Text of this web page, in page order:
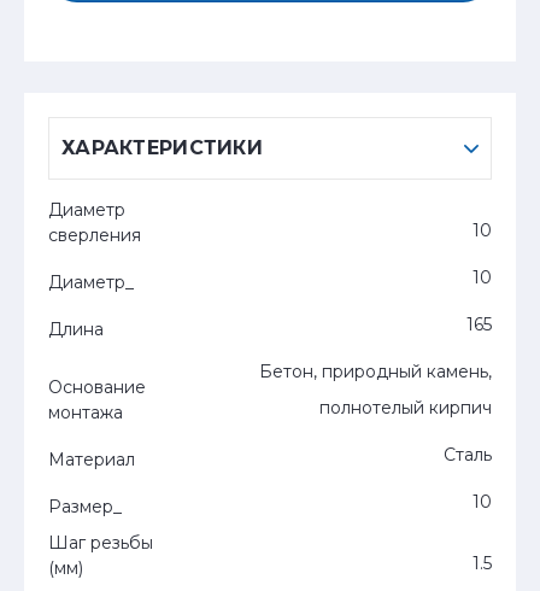
ХАРАКТЕРИСТИКИ
Диаметр
сверления
10
Диаметр_ 10
Длина 165
Основание
монтажа
Бетон, природный камень,
полнотелый кирпич
Материал Сталь
Размер_
10
Шаг резьбы
(мм)
1.5